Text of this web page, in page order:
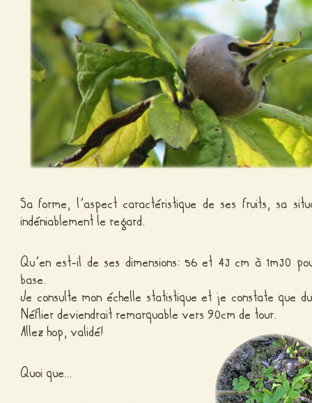
Sa forme, l’aspect caractéristique de ses fruits, sa
indéniablement le regard.
Qu’en est-il de ses dimensions: 56 et 43 cm à 1m30
base.
Je consulte mon échelle statistique et je constate que
Néflier deviendrait remarquable vers 90cm de tour.
Allez hop, validé!
Quoi que…